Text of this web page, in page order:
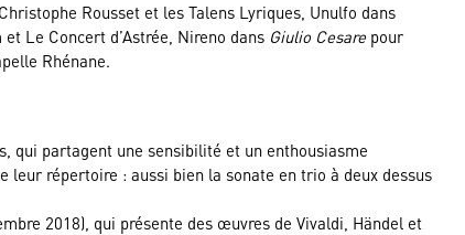
Rousset et les Talens Lyriques, Unulfo dans
Le Concert d’Astrée, Nireno dans Giulio Cesare pour
Rhénane.
qui partagent une sensibilité et un enthousiasme
leur répertoire : aussi bien la sonate en trio à deux dessus
2018), qui présente des œuvres de Vivaldi, Händel et